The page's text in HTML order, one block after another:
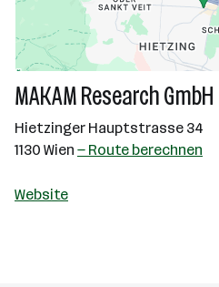
MAKAM Research GmbH
Hietzinger Hauptstrasse 34
1130 Wien — Route berechnen
Website